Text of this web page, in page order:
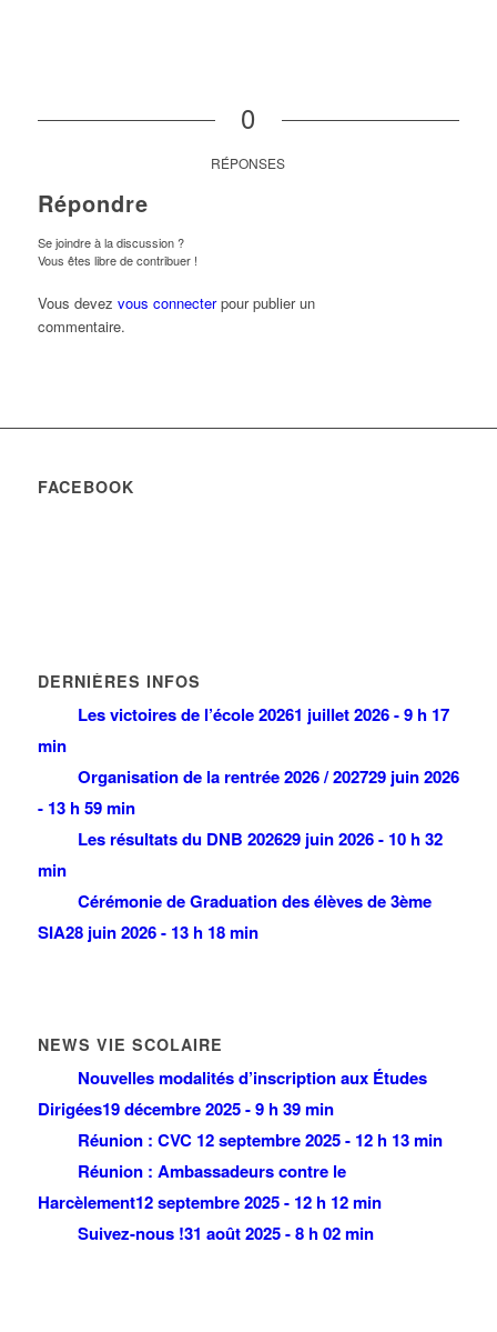
0
RÉPONSES
Répondre
Se joindre à la discussion ?
Vous êtes libre de contribuer !
Vous devez vous connecterpour publier un
commentaire.
FACEBOOK
DERNIÈRES INFOS
Les victoires de l’école 20261 juillet 2026 - 9 h 17
min
Organisation de la rentrée 2026 / 202729 juin 2026
- 13 h 59 min
Les résultats du DNB 202629 juin 2026 - 10 h 32
min
Cérémonie de Graduation des élèves de 3ème
SIA28 juin 2026 - 13 h 18 min
NEWS VIE SCOLAIRE
Nouvelles modalités d’inscription aux Études
Dirigées19 décembre 2025 - 9 h 39 min
Réunion : CVC 12 septembre 2025 - 12 h 13 min
Réunion : Ambassadeurs contre le
Harcèlement12 septembre 2025 - 12 h 12 min
Suivez-nous !31 août 2025 - 8 h 02 min